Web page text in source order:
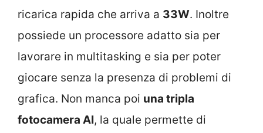
ricarica rapida che arriva a 33W. Inoltre
possiede un processore adatto sia per
lavorare in multitasking e sia per poter
giocare senza la presenza di problemi di
grafica. Non manca poi una tripla
fotocamera AI, la quale permette di